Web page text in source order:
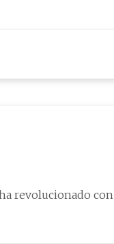
revolucionado con